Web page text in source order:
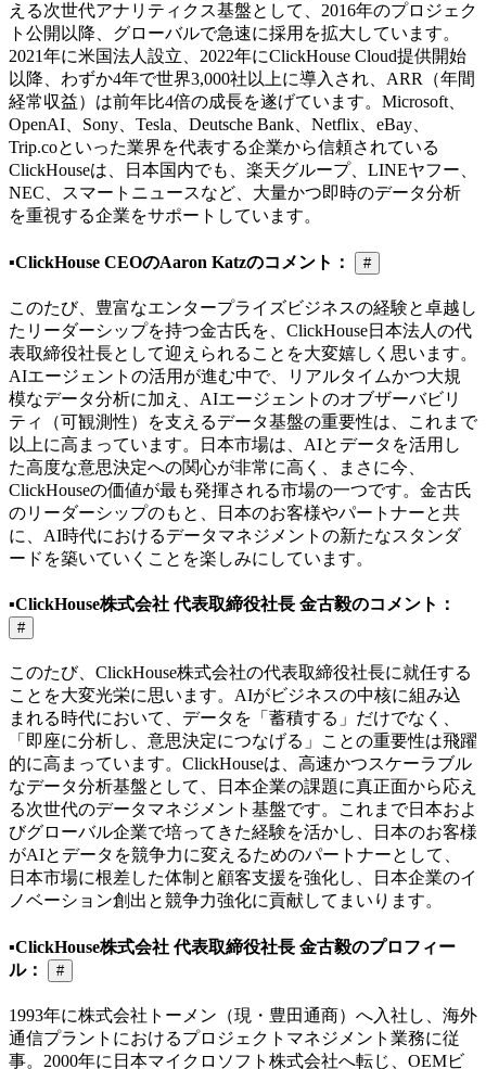
える次世代アナリティクス基盤として、2016年のプロジェク
ト公開以降、グローバルで急速に採用を拡大しています。
2021年に米国法人設立、2022年にClickHouse Cloud提供開始
以降、わずか4年で世界3,000社以上に導入され、ARR（年間
経常収益）は前年比4倍の成長を遂げています。Microsoft、
OpenAI、Sony、Tesla、Deutsche Bank、Netflix、eBay、
Trip.coといった業界を代表する企業から信頼されている
ClickHouseは、日本国内でも、楽天グループ、LINEヤフー、
NEC、スマートニュースなど、大量かつ即時のデータ分析
を重視する企業をサポートしています。
▪️ClickHouse CEOのAaron Katzのコメント： #
このたび、豊富なエンタープライズビジネスの経験と卓越し
たリーダーシップを持つ金古氏を、ClickHouse日本法人の代
表取締役社長として迎えられることを大変嬉しく思います。
AIエージェントの活用が進む中で、リアルタイムかつ大規
模なデータ分析に加え、AIエージェントのオブザーバビリ
ティ（可観測性）を支えるデータ基盤の重要性は、これまで
以上に高まっています。日本市場は、AIとデータを活用し
た高度な意思決定への関心が非常に高く、まさに今、
ClickHouseの価値が最も発揮される市場の一つです。金古氏
のリーダーシップのもと、日本のお客様やパートナーと共
に、AI時代におけるデータマネジメントの新たなスタンダ
ードを築いていくことを楽しみにしています。
▪️ClickHouse株式会社 代表取締役社長 金古毅のコメント：
#
このたび、ClickHouse株式会社の代表取締役社長に就任する
ことを大変光栄に思います。AIがビジネスの中核に組み込
まれる時代において、データを「蓄積する」だけでなく、
「即座に分析し、意思決定につなげる」ことの重要性は飛躍
的に高まっています。ClickHouseは、高速かつスケーラブル
なデータ分析基盤として、日本企業の課題に真正面から応え
る次世代のデータマネジメント基盤です。これまで日本およ
びグローバル企業で培ってきた経験を活かし、日本のお客様
がAIとデータを競争力に変えるためのパートナーとして、
日本市場に根差した体制と顧客支援を強化し、日本企業のイ
ノベーション創出と競争力強化に貢献してまいります。
▪️ClickHouse株式会社 代表取締役社長 金古毅のプロフィー
ル：
#
1993年に株式会社トーメン（現・豊田通商）へ入社し、海外
通信プラントにおけるプロジェクトマネジメント業務に従
事。2000年に日本マイクロソフト株式会社へ転じ、OEMビ